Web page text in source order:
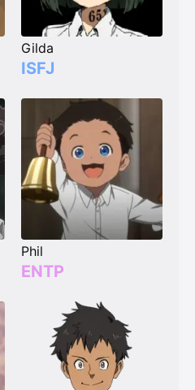
Gilda
ISFJ
Phil
ENTP